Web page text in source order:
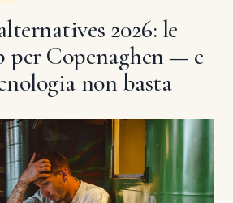
2026: le
Copenaghen — e
non basta